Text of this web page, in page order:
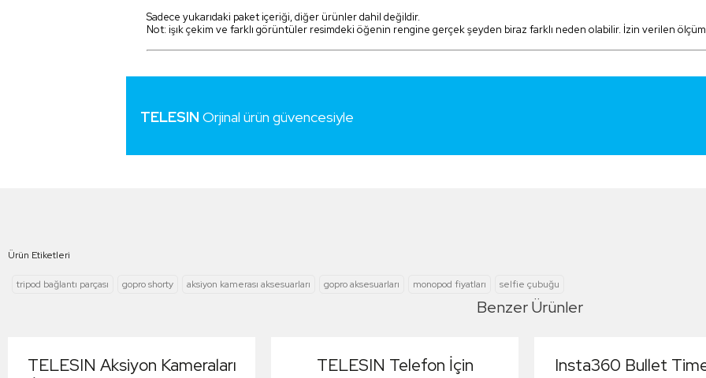
Sadece yukarıdaki paket içeriği, diğer ürünler dahil değildir.
Not: işık çekim ve farklı görüntüler resimdeki öğenin rengine gerçek şeyden biraz farklı neden olabilir. İzin verilen ölçüm
TELESIN Orjinal ürün güvencesiyle
Ürün Etiketleri
tripod bağlantı parçası gopro shorty aksiyon kamerası aksesuarları gopro aksesuarları monopod fiyatları selfie çubuğu
Benzer Ürünler
TELESIN Aksiyon Kameraları
TELESIN Telefon İçin
Insta360 Bullet